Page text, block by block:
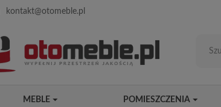
kontakt@otomeble.pl
MEBLE POMIESZCZENIA